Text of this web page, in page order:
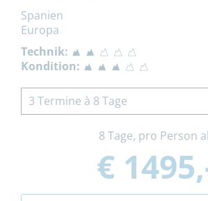
Spanien
Europa
Technik:
Kondition:
3 Termine à 8 Tage
8 Tage, pro Person
€